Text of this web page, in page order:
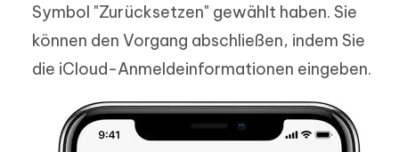
Symbol "Zurücksetzen" gewählt haben. Sie
können den Vorgang abschließen, indem Sie
die iCloud-Anmeldeinformationen eingeben.